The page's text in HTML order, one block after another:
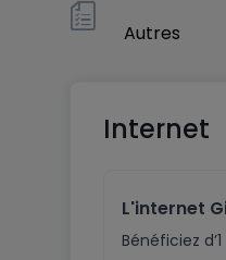
Autres
Internet
L'internet
Bénéficiez